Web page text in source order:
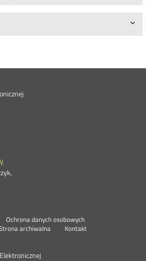
Ochrona danych osobowych
archiwalna
Kontakt